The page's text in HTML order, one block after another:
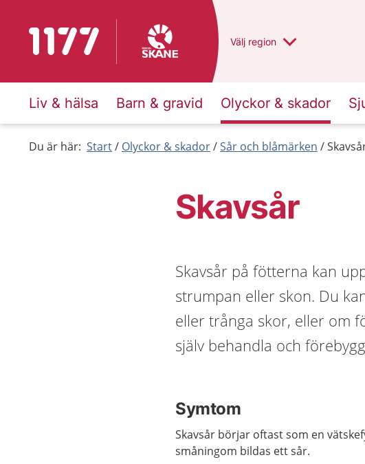
Till startsidan för 1177 Du har valt region
Välj en annan
region
Liv & hälsa Barn & gravid Olyckor & skador
Du är här: Start Olyckor & skador Sår och blåmärken
Skavsår
Skavsår på fötterna kan
strumpan eller skon. Du
eller trånga skor, eller om
själv behandla och
Symtom
Skavsår börjar oftast som en
småningom bildas ett sår.